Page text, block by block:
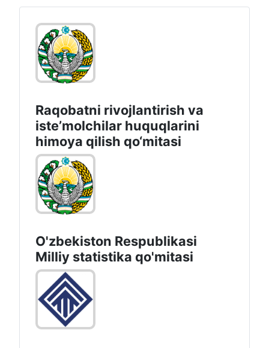
Raqobatni rivojlantirish va
isteʼmolchilar huquqlarini
himoya qilish qo‘mitasi
O'zbekiston Respublikasi
Milliy statistika qo'mitasi